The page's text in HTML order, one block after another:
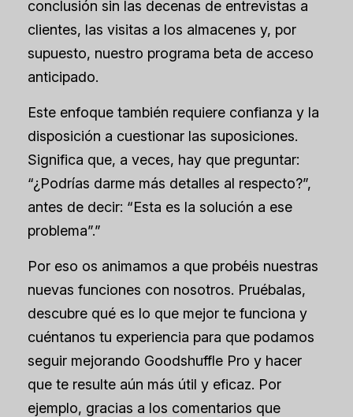
conclusión sin las decenas de entrevistas a
clientes, las visitas a los almacenes y, por
supuesto, nuestro programa beta de acceso
anticipado.
Este enfoque también requiere confianza y la
disposición a cuestionar las suposiciones.
Significa que, a veces, hay que preguntar:
“¿Podrías darme más detalles al respecto?”,
antes de decir: “Esta es la solución a ese
problema”.”
Por eso os animamos a que probéis nuestras
nuevas funciones con nosotros. Pruébalas,
descubre qué es lo que mejor te funciona y
cuéntanos tu experiencia para que podamos
seguir mejorando Goodshuffle Pro y hacer
que te resulte aún más útil y eficaz. Por
ejemplo, gracias a los comentarios que